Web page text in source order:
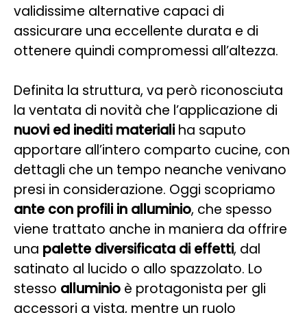
validissime alternative capaci di
assicurare una eccellente durata e di
ottenere quindi compromessi all’altezza.
Definita la struttura, va però riconosciuta
la ventata di novità che l’applicazione di
nuovi ed inediti materiali ha saputo
apportare all’intero comparto cucine, con
dettagli che un tempo neanche venivano
presi in considerazione. Oggi scopriamo
ante con profili in alluminio, che spesso
viene trattato anche in maniera da offrire
una palette diversificata di effetti, dal
satinato al lucido o allo spazzolato. Lo
stesso alluminio è protagonista per gli
accessori a vista, mentre un ruolo